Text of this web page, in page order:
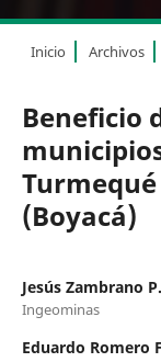
Inicio Archivos
Beneficio
(Boyacá)
Jesús Zambrano P.
Ingeominas
Eduardo Romero